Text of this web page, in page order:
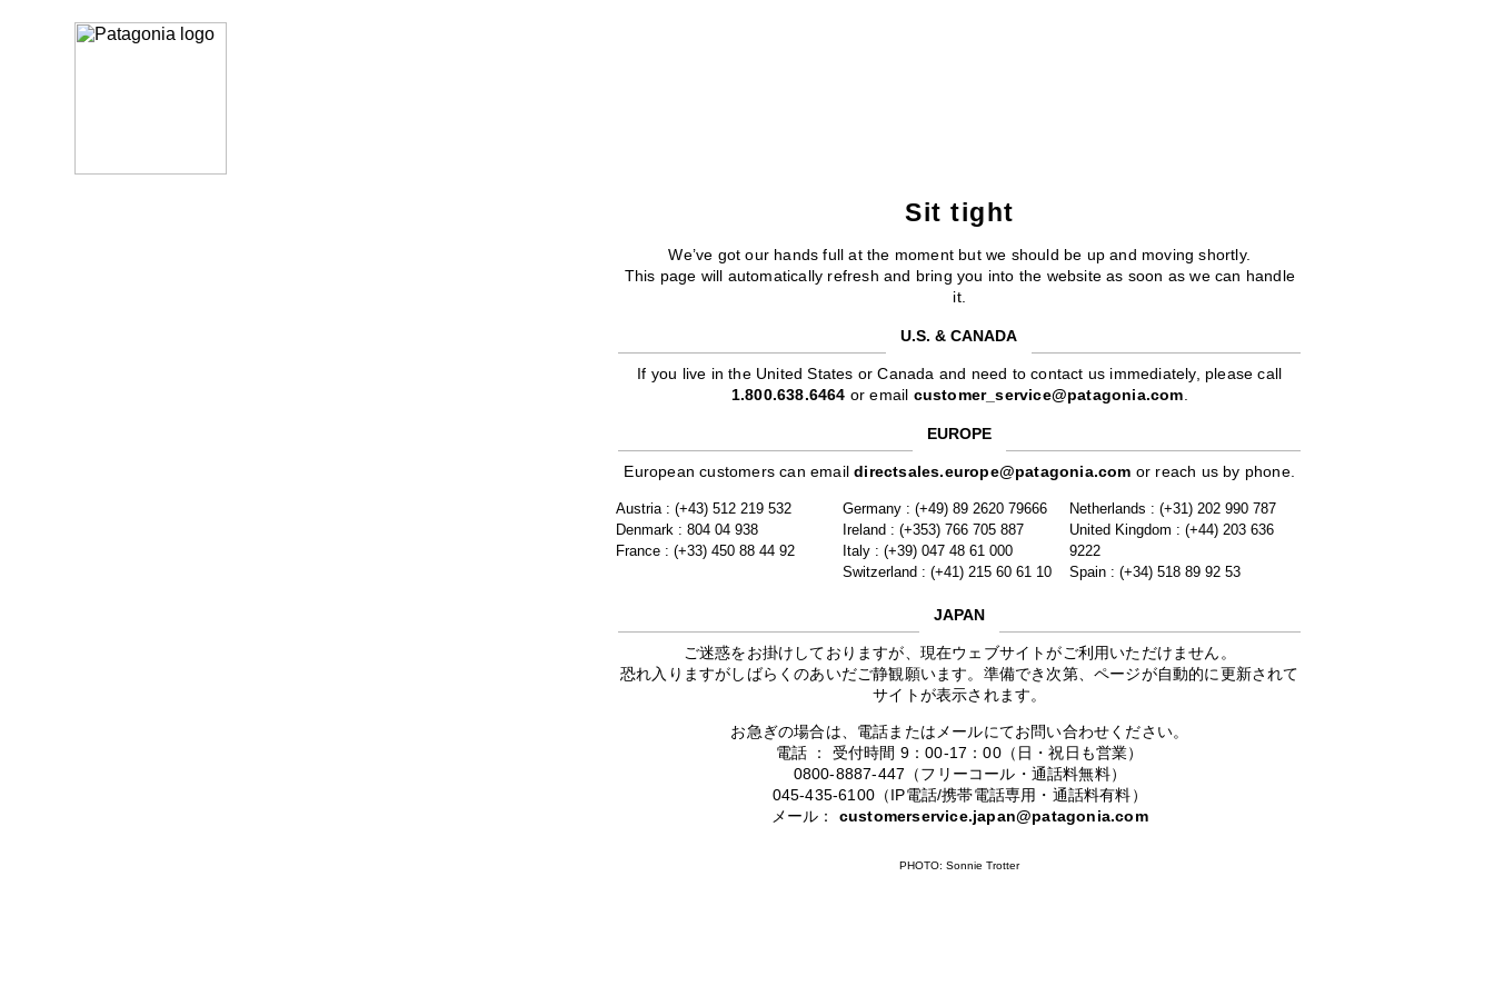
Sit tight
We’ve got our hands full at the moment but we should be up and moving shortly.
This page will automatically refresh and bring you into the website as soon as we can handle
it.
U.S. & CANADA
If you live in the United States or Canada and need to contact us immediately, please call
1.800.638.6464 or email customer_service@patagonia.com.
EUROPE
European customers can emaildirectsales.europe@patagonia.com or reach us by phone.
Austria : (+43) 512 219 532
Denmark : 804 04 938
France : (+33) 450 88 44 92
Germany : (+49) 89 2620 79666
Ireland : (+353) 766 705 887
Italy : (+39) 047 48 61 000
Switzerland : (+41) 215 60 61 10
Netherlands : (+31) 202 990 787
United Kingdom : (+44) 203 636
9222
Spain : (+34) 518 89 92 53
JAPAN
ご迷惑をお掛けしておりますが、現在ウェブサイトがご利用いただけません。
恐れ入りますがしばらくのあいだご静観願います。準備でき次第、ページが自動的に更新されて
サイトが表示されます。
お急ぎの場合は、電話またはメールにてお問い合わせください。
電話 ： 受付時間 9：00-17：00（日・祝日も営業）
0800-8887-447（フリーコール・通話料無料）
045-435-6100（IP電話/携帯電話専用・通話料有料）
メール： customerservice.japan@patagonia.com
PHOTO: Sonnie Trotter